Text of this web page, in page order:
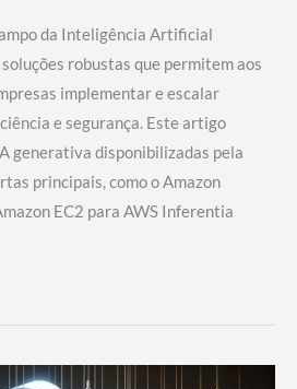
da Inteligência Artificial
robustas que permitem aos
implementar e escalar
e segurança. Este artigo
generativa disponibilizadas pela
principais, como o Amazon
EC2 para AWS Inferentia